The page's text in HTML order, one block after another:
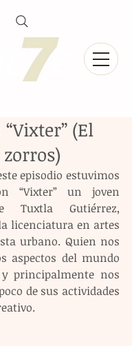
(El
episodio estuvimos
“Vixter” un joven
Tuxtla Gutiérrez,
licenciatura en artes
urbano. Quien nos
aspectos del mundo
principalmente nos
de sus actividades